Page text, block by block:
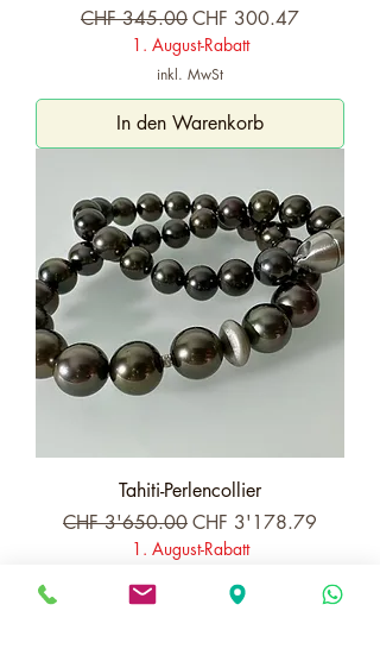
Standardpreis
CHF 345.00Sale-Preis
CHF 300.47
1. August-Rabatt
inkl. MwSt
In den Warenkorb
Tahiti-Perlencollier
Standardpreis
CHF 3'650.00Sale-Preis
CHF 3'178.79
1. August-Rabatt